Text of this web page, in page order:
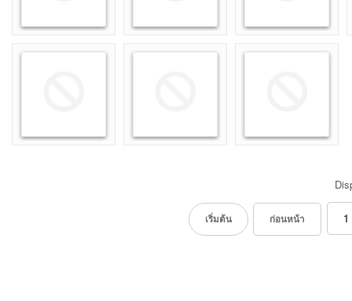
เริ่มต้น ก่อนหน้า 1